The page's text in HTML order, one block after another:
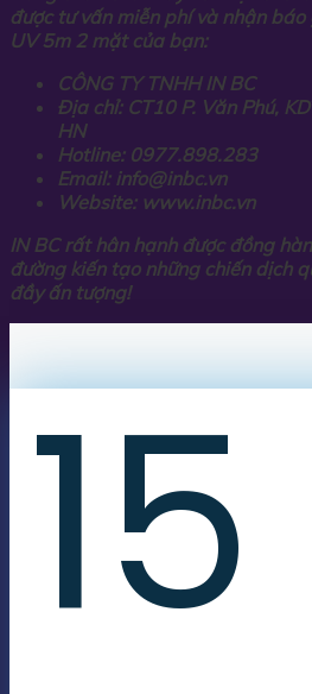
được tư vấn miễn phí và nhận
UV 5m 2 mặt của bạn:
CÔNG TY TNHH IN BC
Địa chỉ: CT10 P. Văn Phú,
HN
Hotline: 0977.898.283
Email: info@inbc.vn
Website: www.inbc.vn
IN BC rất hân hạnh được đồng
đường kiến tạo những chiến dịch
đầy ấn tượng!
15